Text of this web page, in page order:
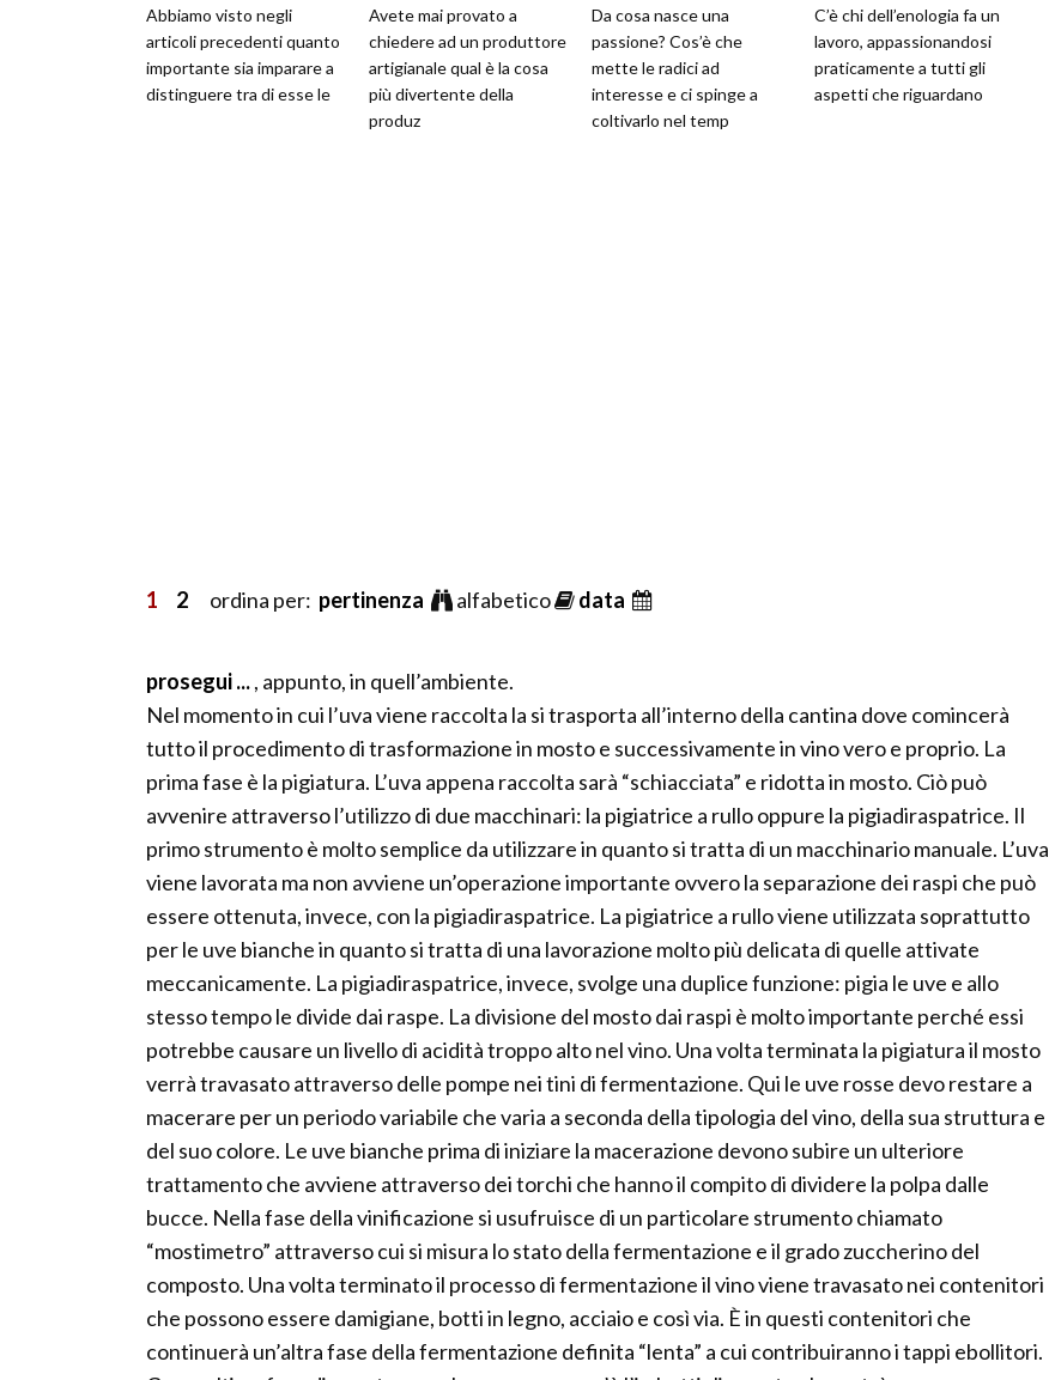
Abbiamo visto negli
articoli precedenti quanto
importante sia imparare a
distinguere tra di esse le
Avete mai provato a
chiedere ad un produttore
artigianale qual è la cosa
più divertente della
produz
Da cosa nasce una
passione? Cos’è che
mette le radici ad
interesse e ci spinge a
coltivarlo nel temp
C’è chi dell’enologia fa un
lavoro, appassionandosi
praticamente a tutti gli
aspetti che riguardano
1 2 ordina per: pertinenza alfabetico data
prosegui ..., appunto, in quell’ambiente.
Nel momento in cui l’uva viene raccolta la si trasporta all’interno della cantina dove comincerà
tutto il procedimento di trasformazione in mosto e successivamente in vino vero e proprio. La
prima fase è la pigiatura. L’uva appena raccolta sarà “schiacciata” e ridotta in mosto. Ciò può
avvenire attraverso l’utilizzo di due macchinari: la pigiatrice a rullo oppure la pigiadiraspatrice. Il
primo strumento è molto semplice da utilizzare in quanto si tratta di un macchinario manuale. L’uva
viene lavorata ma non avviene un’operazione importante ovvero la separazione dei raspi che può
essere ottenuta, invece, con la pigiadiraspatrice. La pigiatrice a rullo viene utilizzata soprattutto
per le uve bianche in quanto si tratta di una lavorazione molto più delicata di quelle attivate
meccanicamente. La pigiadiraspatrice, invece, svolge una duplice funzione: pigia le uve e allo
stesso tempo le divide dai raspe. La divisione del mosto dai raspi è molto importante perché essi
potrebbe causare un livello di acidità troppo alto nel vino. Una volta terminata la pigiatura il mosto
verrà travasato attraverso delle pompe nei tini di fermentazione. Qui le uve rosse devo restare a
macerare per un periodo variabile che varia a seconda della tipologia del vino, della sua struttura e
del suo colore. Le uve bianche prima di iniziare la macerazione devono subire un ulteriore
trattamento che avviene attraverso dei torchi che hanno il compito di dividere la polpa dalle
bucce. Nella fase della vinificazione si usufruisce di un particolare strumento chiamato
“mostimetro” attraverso cui si misura lo stato della fermentazione e il grado zuccherino del
composto. Una volta terminato il processo di fermentazione il vino viene travasato nei contenitori
che possono essere damigiane, botti in legno, acciaio e così via. È in questi contenitori che
continuerà un’altra fase della fermentazione definita “lenta” a cui contribuiranno i tappi ebollitori.